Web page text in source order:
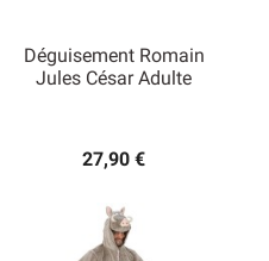
Déguisement Romain
Jules César Adulte
27,90 €